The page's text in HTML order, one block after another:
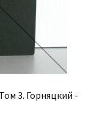
3. Горняцкий -